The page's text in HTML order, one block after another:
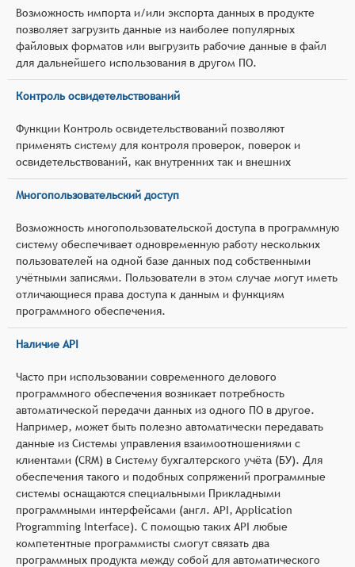
Возможность импорта и/или экспорта данных в продукте
позволяет загрузить данные из наиболее популярных
файловых форматов или выгрузить рабочие данные в файл
для дальнейшего использования в другом ПО.
Контроль освидетельствований
Функции Контроль освидетельствований позволяют
применять систему для контроля проверок, поверок и
освидетельствований, как внутренних так и внешних
Многопользовательский доступ
Возможность многопользовательской доступа в программную
систему обеспечивает одновременную работу нескольких
пользователей на одной базе данных под собственными
учётными записями. Пользователи в этом случае могут иметь
отличающиеся права доступа к данным и функциям
программного обеспечения.
Наличие API
Часто при использовании современного делового
программного обеспечения возникает потребность
автоматической передачи данных из одного ПО в другое.
Например, может быть полезно автоматически передавать
данные из Системы управления взаимоотношениями с
клиентами (CRM) в Систему бухгалтерского учёта (БУ). Для
обеспечения такого и подобных сопряжений программные
системы оснащаются специальными Прикладными
программными интерфейсами (англ. API, Application
Programming Interface). С помощью таких API любые
компетентные программисты смогут связать два
программных продукта между собой для автоматического